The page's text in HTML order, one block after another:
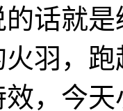
话就
羽，
，今